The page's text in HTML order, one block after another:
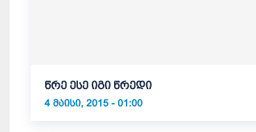
წრე ესე იგი წრედი
4 ᲛᲐᲘᲡᲘ, 2015 - 01:00